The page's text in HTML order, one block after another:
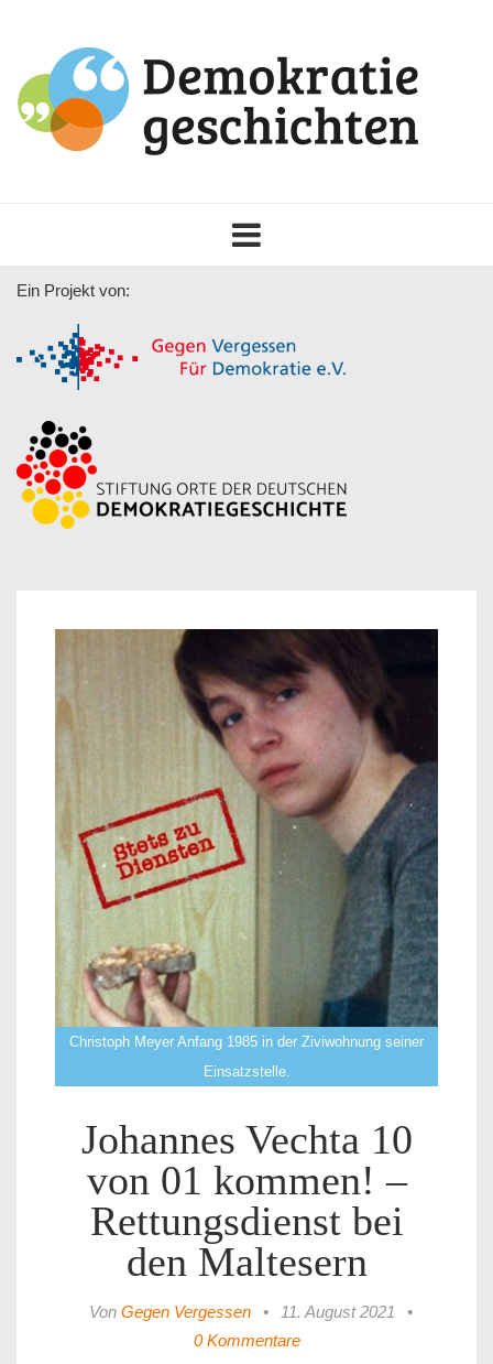
navigation
Ein Projekt von:
Christoph Meyer Anfang 1985 in der Ziviwohnung seiner
Einsatzstelle.
Johannes Vechta 10
von 01 kommen! –
Rettungsdienst bei
den Maltesern
Von Gegen Vergessen • 11. August 2021
•
0 Kommentare